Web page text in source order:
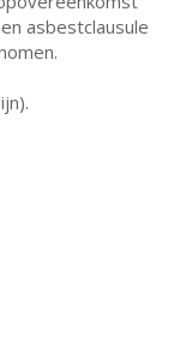
asbestclausule